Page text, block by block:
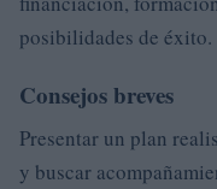
posibilidades de éxito.
Consejos breves
Presentar un plan
y buscar